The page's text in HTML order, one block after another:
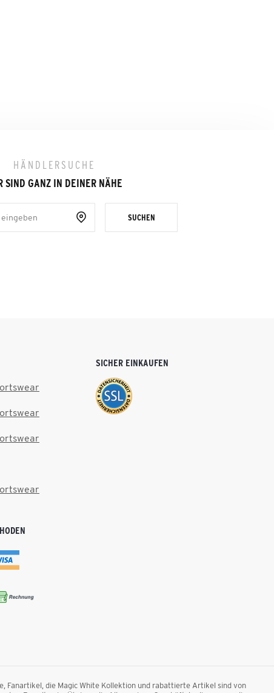
HÄNDLERSUCHE
SIND GANZ IN DEINER NÄHE
SUCHEN
SICHER EINKAUFEN
Fanartikel, die Magic White Kollektion und rabattierte Artikel sind von